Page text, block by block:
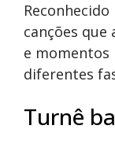
canções
e momentos
diferentes
Turnê